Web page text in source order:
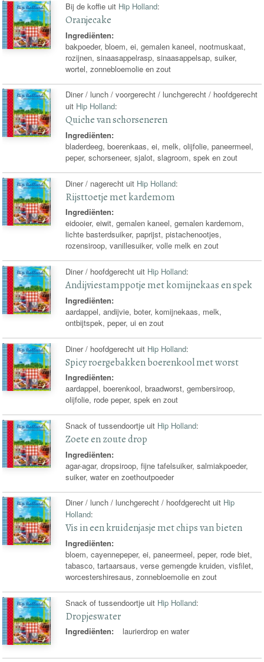
Bij de koffie uit Hip Holland:
Oranjecake
Ingrediënten:
bakpoeder, bloem, ei, gemalen kaneel, nootmuskaat,
rozijnen, sinaasappelrasp, sinaasappelsap, suiker,
wortel, zonnebloemolie en zout
Diner / lunch / voorgerecht / lunchgerecht / hoofdgerecht
uit Hip Holland:
Quiche van schorseneren
Ingrediënten:
bladerdeeg, boerenkaas, ei, melk, olijfolie, paneermeel,
peper, schorseneer, sjalot, slagroom, spek en zout
Diner / nagerecht uit Hip Holland:
Rijsttoetje met kardemom
Ingrediënten:
eidooier, eiwit, gemalen kaneel, gemalen kardemom,
lichte basterdsuiker, paprijst, pistachenootjes,
rozensiroop, vanillesuiker, volle melk en zout
Diner / hoofdgerecht uit Hip Holland:
Andijviestamppotje met komijnekaas en spek
Ingrediënten:
aardappel, andijvie, boter, komijnekaas, melk,
ontbijtspek, peper, ui en zout
Diner / hoofdgerecht uit Hip Holland:
Spicy roergebakken boerenkool met worst
Ingrediënten:
aardappel, boerenkool, braadworst, gembersiroop,
olijfolie, rode peper, spek en zout
Snack of tussendoortje uit Hip Holland:
Zoete en zoute drop
Ingrediënten:
agar-agar, dropsiroop, fijne tafelsuiker, salmiakpoeder,
suiker, water en zoethoutpoeder
Diner / lunch / lunchgerecht / hoofdgerecht uit Hip
Holland:
Vis in een kruidenjasje met chips van bieten
Ingrediënten:
bloem, cayennepeper, ei, paneermeel, peper, rode biet,
tabasco, tartaarsaus, verse gemengde kruiden, visfilet,
worcestershiresaus, zonnebloemolie en zout
Snack of tussendoortje uit Hip Holland:
Dropjeswater
Ingrediënten: laurierdrop en water